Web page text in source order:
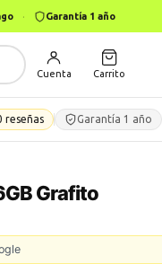
· Garantía 1 año
Cuenta Carrito
reseñas Garantía 1 año
Grafito